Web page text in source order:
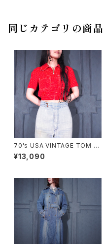
ロングカーディガン
同じカテゴリの商品
70's USA VINTAGE TOM B
OY DOT PATTRNED SHOR
T LENGTH HALF SLEEVE ZI
ト丈半袖ジップアップシャツブル
¥13,090